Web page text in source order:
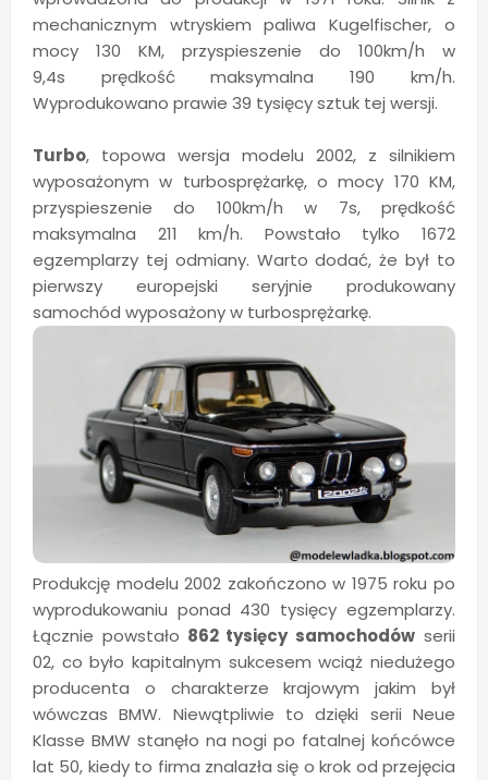
mechanicznym wtryskiem paliwa Kugelfischer, o
mocy 130 KM, przyspieszenie do 100km/h w
9,4s prędkość maksymalna 190 km/h.
Wyprodukowano prawie 39 tysięcy sztuk tej wersji.
Turbo, topowa wersja modelu 2002, z silnikiem
wyposażonym w turbosprężarkę, o mocy 170 KM,
przyspieszenie do 100km/h w 7s, prędkość
maksymalna 211 km/h. Powstało tylko 1672
egzemplarzy tej odmiany. Warto dodać, że był to
pierwszy europejski seryjnie produkowany
samochód wyposażony w turbosprężarkę.
Produkcję modelu 2002 zakończono w 1975 roku po
wyprodukowaniu ponad 430 tysięcy egzemplarzy.
Łącznie powstało 862 tysięcy samochodów serii
02, co było kapitalnym sukcesem wciąż niedużego
producenta o charakterze krajowym jakim był
wówczas BMW. Niewątpliwie to dzięki serii Neue
Klasse BMW stanęło na nogi po fatalnej końcówce
lat 50, kiedy to firma znalazła się o krok od przejęcia